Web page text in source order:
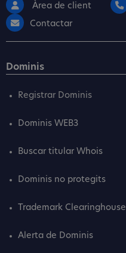
Àrea de client
Contactar
Dominis
Registrar Dominis
Dominis WEB3
Buscar titular Whois
Dominis no protegits
Trademark Clearinghouse
Alerta de Dominis